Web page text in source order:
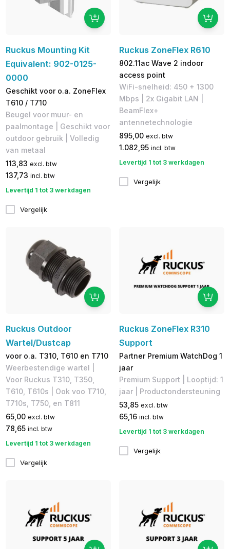
Ruckus Mounting Kit
Equivalent: 902-0125-
0000
Geschikt voor o.a. ZoneFlex
T610 / T710
Beugel voor muur- en
paalmontage | Geschikt voor
outdoor gebruik | Volledig
van metaal
113,83 excl. btw
137,73 incl. btw
Levertijd 1 tot 3 werkdagen
Vergelijk
Ruckus ZoneFlex R610
802.11ac Wave 2 indoor
access point
WiFi-snelheid: 450 + 1300
Mbps | 2x Gigabit LAN |
BeamFlex+
antennetechnologie
895,00 excl. btw
1.082,95 incl. btw
Levertijd 1 tot 3 werkdagen
Vergelijk
Ruckus Outdoor
Wartel/Dustcap
voor o.a. T310, T610 en T710
Weerbestendige wartel |
Voor Ruckus T310, T350,
T610, T610s | Ook voo T710,
T710s, T750, en T811
65,00 excl. btw
78,65 incl. btw
Levertijd 1 tot 3 werkdagen
Vergelijk
Ruckus ZoneFlex R310
Support
Partner Premium WatchDog 1
jaar
Premium Support | Looptijd: 1
jaar​ | Productondersteuning
53,85 excl. btw
65,16 incl. btw
Levertijd 1 tot 3 werkdagen
Vergelijk